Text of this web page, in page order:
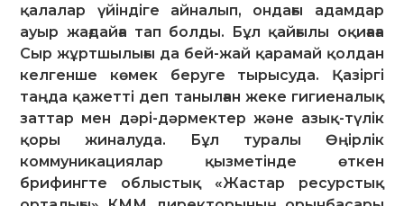
қалалар үйіндіге айналып, ондағы адамдар
ауыр жағдайға тап болды. Бұл қайғылы оқиғаға
Сыр жұртшылығы да бей-жай қарамай қолдан
келгенше көмек беруге тырысуда. Қазіргі
таңда қажетті деп танылған жеке гигиеналық
заттар мен дәрі-дәрмектер және азық-түлік
қоры жиналуда. Бұл туралы Өңірлік
коммуникациялар қызметінде өткен
брифингте облыстық «Жастар ресурстық